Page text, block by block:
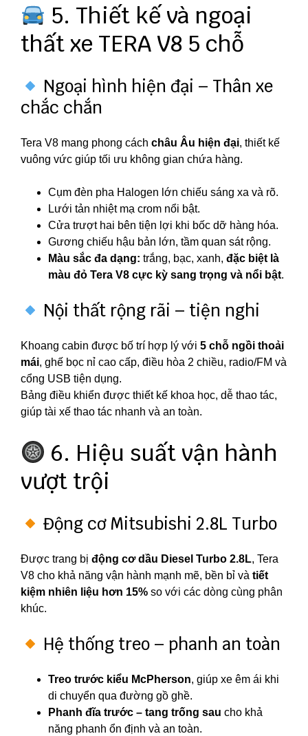
5. Thiết kế và ngoại
thất xe TERA V8 5 chỗ
Ngoại hình hiện đại – Thân xe
chắc chắn
Tera V8 mang phong cách châu Âu hiện đại, thiết kế
vuông vức giúp tối ưu không gian chứa hàng.
Cụm đèn pha Halogen lớn chiếu sáng xa và rõ.
Lưới tản nhiệt mạ crom nổi bật.
Cửa trượt hai bên tiện lợi khi bốc dỡ hàng hóa.
Gương chiếu hậu bản lớn, tầm quan sát rộng.
Màu sắc đa dạng: trắng, bạc, xanh, đặc biệt là
màu đỏ Tera V8 cực kỳ sang trọng và nổi bật.
Nội thất rộng rãi – tiện nghi
Khoang cabin được bố trí hợp lý với 5 chỗ ngồi thoải
mái, ghế bọc nỉ cao cấp, điều hòa 2 chiều, radio/FM và
cổng USB tiện dụng.
Bảng điều khiển được thiết kế khoa học, dễ thao tác,
giúp tài xế thao tác nhanh và an toàn.
6. Hiệu suất vận hành
vượt trội
Động cơ Mitsubishi 2.8L Turbo
Được trang bị động cơ dầu Diesel Turbo 2.8L, Tera
V8 cho khả năng vận hành mạnh mẽ, bền bỉ và tiết
kiệm nhiên liệu hơn 15% so với các dòng cùng phân
khúc.
Hệ thống treo – phanh an toàn
Treo trước kiểu McPherson, giúp xe êm ái khi
di chuyển qua đường gồ ghề.
Phanh đĩa trước – tang trống sau cho khả
năng phanh ổn định và an toàn.